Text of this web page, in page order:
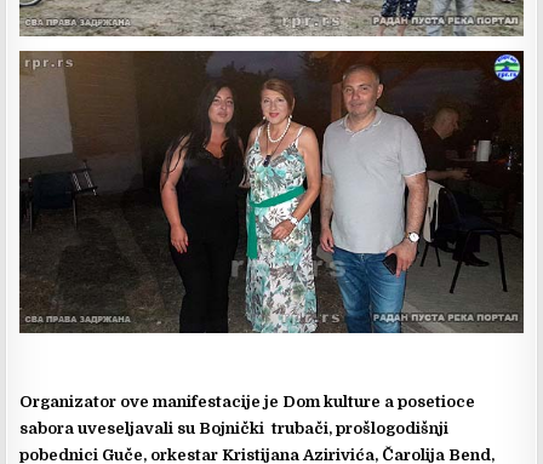
Organizator ove manifestacije je Dom kulture a posetioce
sabora uveseljavali su Bojnički trubači, prošlogodišnji
pobednici Guče, orkestar Kristijana Azirivića, Čarolija Bend,